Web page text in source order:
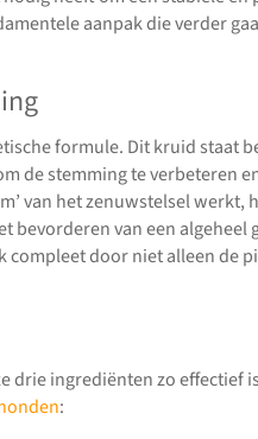
aanpak die verder
formule. Dit kruid staat
de stemming te verbeteren
van het zenuwstelsel werkt,
van een algeheel
door niet alleen de
ingrediënten zo effectief
: